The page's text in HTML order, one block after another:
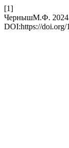
[1]
ЧернышМ.Ф. 2024.
DOI:https://doi.org/